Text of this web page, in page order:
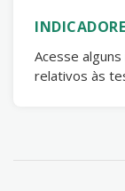
Acesse
relativos às